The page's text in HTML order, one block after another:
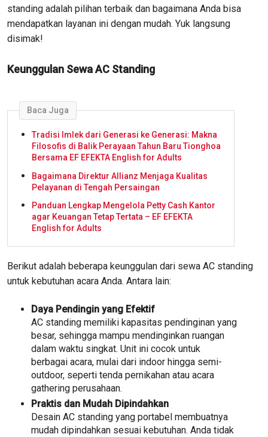
standing adalah pilihan terbaik dan bagaimana Anda bisa
mendapatkan layanan ini dengan mudah. Yuk langsung
disimak!
Keunggulan Sewa AC Standing
Baca Juga
Tradisi Imlek dari Generasi ke Generasi: Makna
Filosofis di Balik Perayaan Tahun Baru Tionghoa
Bersama EF EFEKTA English for Adults
Bagaimana Direktur Allianz Menjaga Kualitas
Pelayanan di Tengah Persaingan
Panduan Lengkap Mengelola Petty Cash Kantor
agar Keuangan Tetap Tertata – EF EFEKTA
English for Adults
Berikut adalah beberapa keunggulan dari sewa AC standing
untuk kebutuhan acara Anda. Antara lain:
Daya Pendingin yang Efektif
AC standing memiliki kapasitas pendinginan yang
besar, sehingga mampu mendinginkan ruangan
dalam waktu singkat. Unit ini cocok untuk
berbagai acara, mulai dari indoor hingga semi-
outdoor, seperti tenda pernikahan atau acara
gathering perusahaan.
Praktis dan Mudah Dipindahkan
Desain AC standing yang portabel membuatnya
mudah dipindahkan sesuai kebutuhan. Anda tidak